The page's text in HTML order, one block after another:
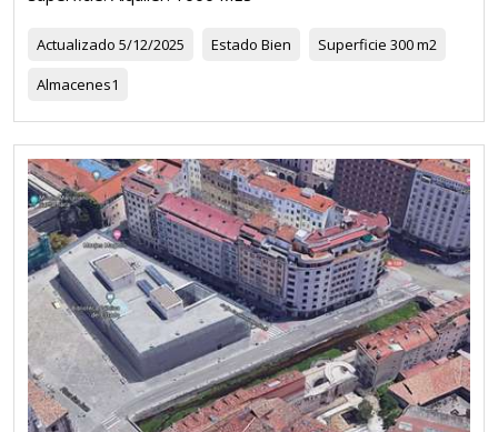
Actualizado 5/12/2025 Estado Bien Superficie 300 m2
Almacenes1